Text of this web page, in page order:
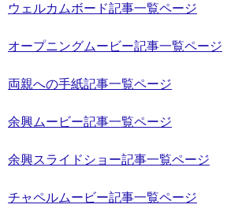
ウェルカムボード記事一覧ページ
オープニングムービー記事一覧ページ
両親への手紙記事一覧ページ
余興ムービー記事一覧ページ
余興スライドショー記事一覧ページ
チャペルムービー記事一覧ページ